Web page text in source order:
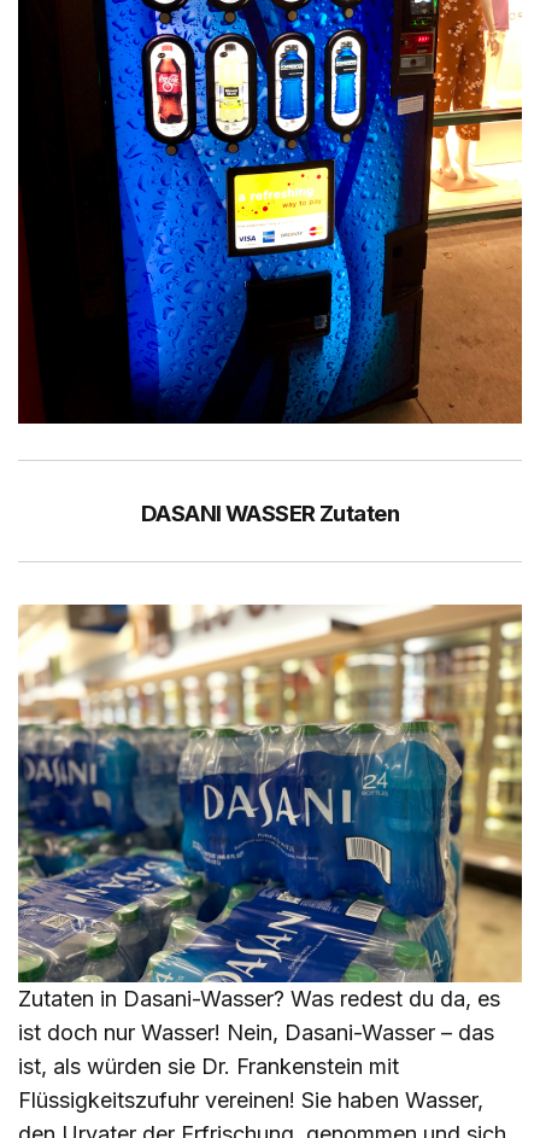
DASANI WASSER Zutaten
Zutaten in Dasani-Wasser? Was redest du da, es
ist doch nur Wasser! Nein, Dasani-Wasser – das
ist, als würden sie Dr. Frankenstein mit
Flüssigkeitszufuhr vereinen! Sie haben Wasser,